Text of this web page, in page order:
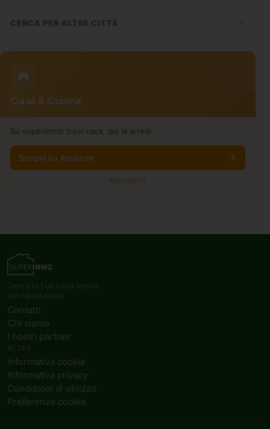
CERCA PER ALTRE CITTÀ
Casa & Cucina
Su superimmo trovi casa, qui la arredi.
Scopri su Amazon
ANNUNCIO
Cerca la tua casa ideale
Contatti
Chi siamo
I nostri partner
Informativa cookie
Informativa privacy
Condizioni di utilizzo
Preferenze cookie